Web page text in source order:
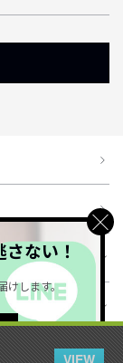
VIEW
ない！
けします。